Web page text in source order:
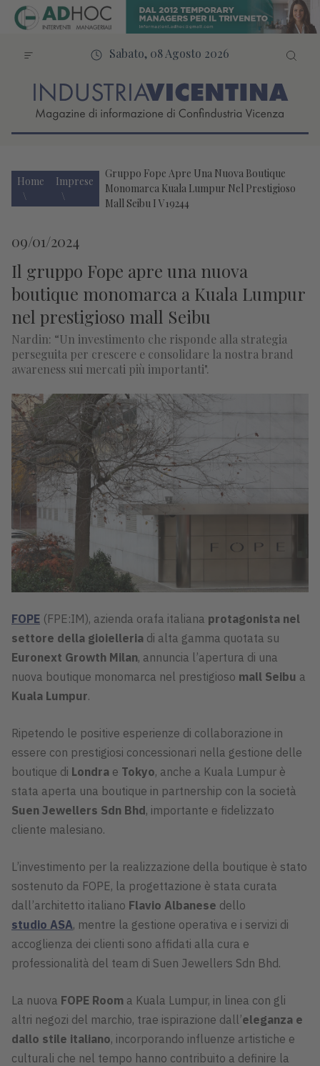
Sabato, 08 Agosto 2026
Home Imprese
Gruppo Fope Apre Una Nuova Boutique
Monomarca Kuala Lumpur Nel Prestigioso
Mall Seibu I V19244
09/01/2024
Il gruppo Fope apre una nuova
boutique monomarca a Kuala Lumpur
nel prestigioso mall Seibu
Nardin: “Un investimento che risponde alla strategia
perseguita per crescere e consolidare la nostra brand
awareness sui mercati più importanti".
FOPE (FPE:IM), azienda orafa italiana protagonista nel
settore della gioielleria di alta gamma quotata su
Euronext Growth Milan, annuncia l’apertura di una
nuova boutique monomarca nel prestigioso mall Seibu a
Kuala Lumpur.
Ripetendo le positive esperienze di collaborazione in
essere con prestigiosi concessionari nella gestione delle
boutique di Londra e Tokyo, anche a Kuala Lumpur è
stata aperta una boutique in partnership con la società
Suen Jewellers Sdn Bhd, importante e fidelizzato
cliente malesiano.
L’investimento per la realizzazione della boutique è stato
sostenuto da FOPE, la progettazione è stata curata
dall’architetto italiano Flavio Albanese dello
studio ASA, mentre la gestione operativa e i servizi di
accoglienza dei clienti sono affidati alla cura e
professionalità del team di Suen Jewellers Sdn Bhd.
La nuova FOPE Room a Kuala Lumpur, in linea con gli
altri negozi del marchio, trae ispirazione dall’eleganza e
dallo stile italiano, incorporando influenze artistiche e
culturali che nel tempo hanno contribuito a definire la